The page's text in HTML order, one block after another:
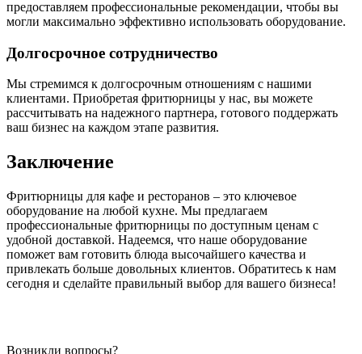
предоставляем профессиональные рекомендации, чтобы вы
могли максимально эффективно использовать оборудование.
Долгосрочное сотрудничество
Мы стремимся к долгосрочным отношениям с нашими
клиентами. Приобретая фритюрницы у нас, вы можете
рассчитывать на надежного партнера, готового поддержать
ваш бизнес на каждом этапе развития.
Заключение
Фритюрницы для кафе и ресторанов – это ключевое
оборудование на любой кухне. Мы предлагаем
профессиональные фритюрницы по доступным ценам с
удобной доставкой. Надеемся, что наше оборудование
поможет вам готовить блюда высочайшего качества и
привлекать больше довольных клиентов. Обратитесь к нам
сегодня и сделайте правильный выбор для вашего бизнеса!
Возникли вопросы?